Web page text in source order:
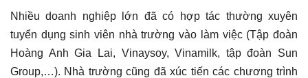
Nhiều doanh nghiệp lớn đã có hợp tác thường xuyên
tuyển dụng sinh viên nhà trường vào làm việc (Tập đoàn
Hoàng Anh Gia Lai, Vinaysoy, Vinamilk, tập đoàn Sun
Group,…). Nhà trường cũng đã xúc tiến các chương trình